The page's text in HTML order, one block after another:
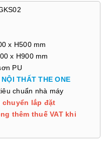
x H500 mm
x H900 mm
PU
NỘI THẤT THE ONE
chuẩn nhà máy
chuyển lắp đặt
thêm thuế VAT khi